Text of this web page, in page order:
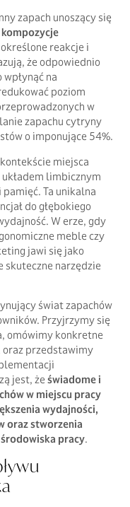
zapach unoszący się
reakcje i
że odpowiednio
na
poziom
w
zapachu cytryny
o imponujące 54%.
miejsca
limbicznym
Ta unikalna
do głębokiego
W erze, gdy
meble czy
jawi się jako
skuteczne narzędzie
świat zapachów
Przyjrzymy się
omówimy konkretne
oraz przedstawimy
jest, że świadome i
w miejscu pracy
wydajności,
oraz stworzenia
pracy.